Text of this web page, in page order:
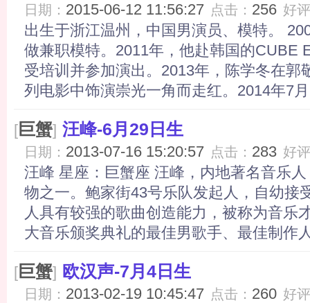
日期： 2015-06-12 11:56:27 点击： 256 好
出生于浙江温州，中国男演员、模特。
做兼职模特。2011年，他赴韩国的CUBE
受培训并参加演出。2013年，陈学冬在郭
列电影中饰演崇光一角而走红。2014年7
[ 巨蟹] 汪峰-6月29日生
日期： 2013-07-16 15:20:57 点击： 283 好
汪峰 星座：巨蟹座 汪峰，内地著名音乐
物之一。鲍家街43号乐队发起人，自幼接
人具有较强的歌曲创造能力，被称为音乐
大音乐颁奖典礼的最佳男歌手、最佳制作
[ 巨蟹] 欧汉声-7月4日生
日期： 2013-02-19 10:45:47 点击： 260 好